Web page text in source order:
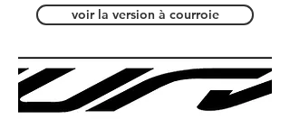
voir la version à courroie